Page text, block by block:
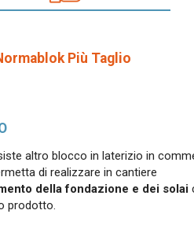
Più Taglio
altro blocco in laterizio in
di realizzare in cantiere
della fondazione e dei solai
prodotto.